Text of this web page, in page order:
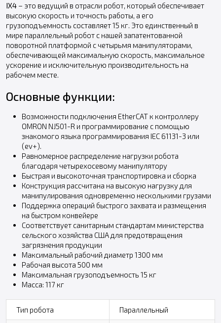
IX4 – это ведущий в отрасли робот, который обеспечивает
высокую скорость и точность работы, а его
грузоподъемность составляет 15 кг. Это единственный в
мире параллельный робот с нашей запатентованной
поворотной платформой с четырьмя манипуляторами,
обеспечивающей максимальную скорость, максимальное
ускорение и исключительную производительность на
рабочем месте.
Основные функции:
Возможности подключения EtherCAT к контроллеру
OMRON NJ501-R и программирование с помощью
знакомого языка программирования IEC 61131-3 или
(ev+).
Равномерное распределение нагрузки робота
благодаря четырехосевому манипулятору
Быстрая и высокоточная транспортировка и сборка
Конструкция рассчитана на высокую нагрузку для
манипулирования одновременно несколькими грузами
Поддержка операций быстрого захвата и размещения
на быстром конвейере
Соответствует санитарным стандартам министерства
сельского хозяйства США для предотвращения
загрязнения продукции
Максимальный рабочий диаметр 1300 мм
Рабочая высота 500 мм
Максимальная грузоподъемность 15 кг
Масса: 117 кг
Тип робота Параллельный